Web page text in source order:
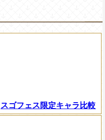
スゴフェス限定キャラ比較